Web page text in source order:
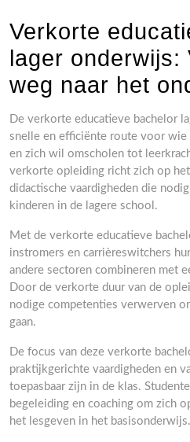
Verkorte
lager onderwijs:
weg naar het
De verkorte educatieve bachelor
snelle en efficiënte route voor wie
en zich wil omscholen tot
verkorte opleiding richt zich op
didactische vaardigheden die
kinderen in de lagere school.
Met de verkorte educatieve
instromers en carrièreswitchers
andere sectoren combineren met
Door de verkorte duur van de
nodige competenties verwerven
gaan.
De focus van deze verkorte
praktijkgerichte vaardigheden en
toepasbaar zijn in de klas.
begeleiding en coaching om zich
het lesgeven in het basisonderwijs.